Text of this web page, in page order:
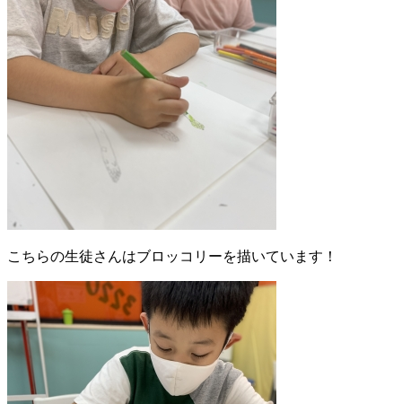
こちらの生徒さんはブロッコリーを描いています！